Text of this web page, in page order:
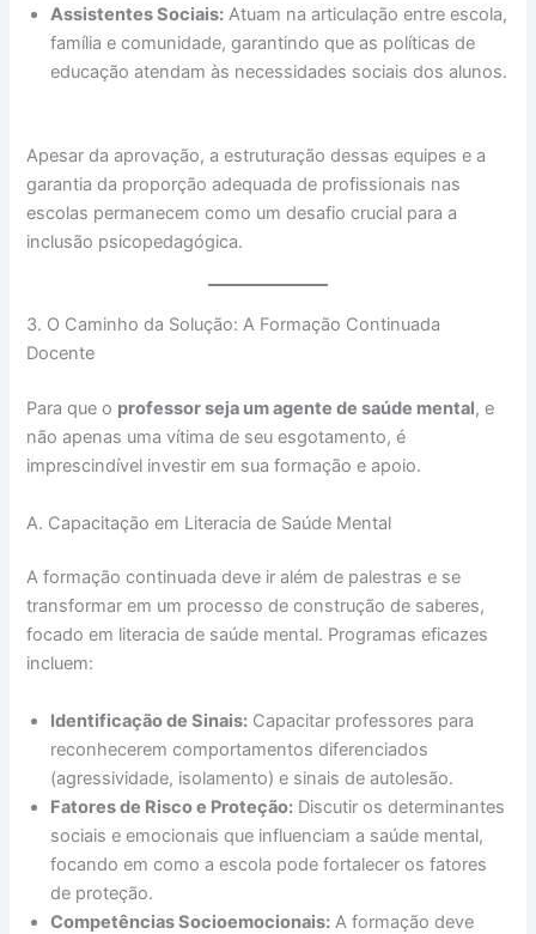
Assistentes Sociais: Atuam na articulação entre escola,
família e comunidade, garantindo que as políticas de
educação atendam às necessidades sociais dos alunos.
Apesar da aprovação, a estruturação dessas equipes e a
garantia da proporção adequada de profissionais nas
escolas permanecem como um desafio crucial para a
inclusão psicopedagógica.
3. O Caminho da Solução: A Formação Continuada
Docente
Para que o professor seja um agente de saúde mental, e
não apenas uma vítima de seu esgotamento, é
imprescindível investir em sua formação e apoio.
A. Capacitação em Literacia de Saúde Mental
A formação continuada deve ir além de palestras e se
transformar em um processo de construção de saberes,
focado em literacia de saúde mental. Programas eficazes
incluem:
Identificação de Sinais: Capacitar professores para
reconhecerem comportamentos diferenciados
(agressividade, isolamento) e sinais de autolesão.
Fatores de Risco e Proteção: Discutir os determinantes
sociais e emocionais que influenciam a saúde mental,
focando em como a escola pode fortalecer os fatores
de proteção.
Competências Socioemocionais: A formação deve